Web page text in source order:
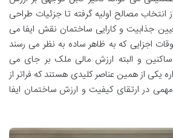
از انتخاب مصالح اولیه گرفته تا جزئیات طراحی
جذابیت و کارایی ساختمان نقش ایفا می
اجزایی که به ظاهر ساده به نظر می رسند
ساکنین و البته ارزش مالی ملک بر جای می
یکی ازهمین عناصرکلیدی هستندکه فراتر از
مهمی در ارتقای کیفیت و ارزش ساختمان ایفا